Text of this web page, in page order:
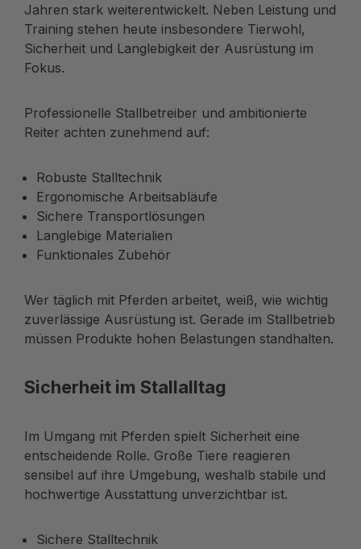
Jahren stark weiterentwickelt. Neben Leistung und
Training stehen heute insbesondere Tierwohl,
Sicherheit und Langlebigkeit der Ausrüstung im
Fokus.
Professionelle Stallbetreiber und ambitionierte
Reiter achten zunehmend auf:
Robuste Stalltechnik
Ergonomische Arbeitsabläufe
Sichere Transportlösungen
Langlebige Materialien
Funktionales Zubehör
Wer täglich mit Pferden arbeitet, weiß, wie wichtig
zuverlässige Ausrüstung ist. Gerade im Stallbetrieb
müssen Produkte hohen Belastungen standhalten.
Sicherheit im Stallalltag
Im Umgang mit Pferden spielt Sicherheit eine
entscheidende Rolle. Große Tiere reagieren
sensibel auf ihre Umgebung, weshalb stabile und
hochwertige Ausstattung unverzichtbar ist.
Sichere Stalltechnik